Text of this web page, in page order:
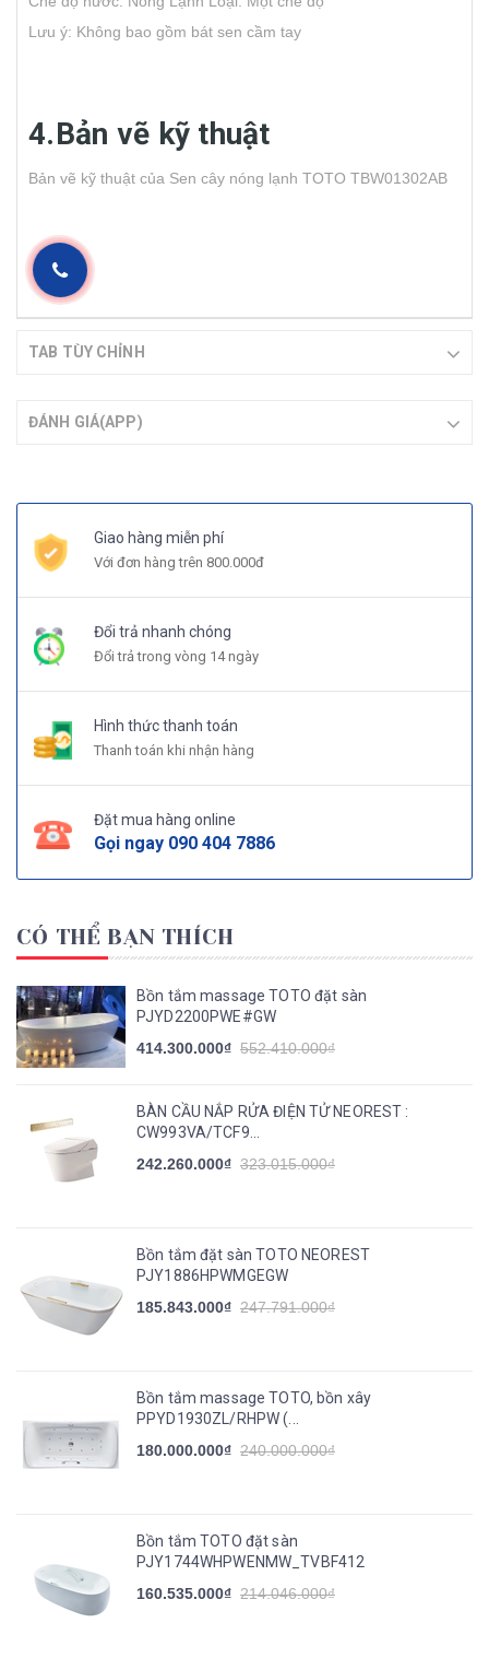
Lưu ý: Không bao gồm bát sen cầm tay
4.Bản vẽ kỹ thuật
Bản vẽ kỹ thuật của Sen cây nóng lạnh TOTO TBW01302AB
TAB TÙY CHỈNH
ĐÁNH GIÁ(APP)
Giao hàng miễn phí
Với đơn hàng trên 800.000đ
Đổi trả nhanh chóng
Đổi trả trong vòng 14 ngày
Hình thức thanh toán
Thanh toán khi nhận hàng
Đặt mua hàng online
Gọi ngay 090 404 7886
CÓ THỂ BẠN THÍCH
Bồn tắm massage TOTO đặt sàn
PJYD2200PWE#GW
414.300.000₫ 552.410.000₫
BÀN CẦU NẮP RỬA ĐIỆN TỬ NEOREST :
CW993VA/TCF9...
242.260.000₫ 323.015.000₫
Bồn tắm đặt sàn TOTO NEOREST
PJY1886HPWMGEGW
185.843.000₫ 247.791.000₫
Bồn tắm massage TOTO, bồn xây
PPYD1930ZL/RHPW (...
180.000.000₫ 240.000.000₫
Bồn tắm TOTO đặt sàn
PJY1744WHPWENMW_TVBF412
160.535.000₫ 214.046.000₫